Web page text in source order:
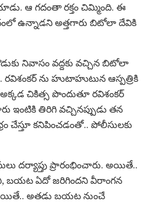
ఆ గదంతా రక్తం చిమ్మింది. ఈ
ఉన్నాడని అత్తగారు బిటోలా దేవికి
నివాసం వద్దకు వచ్చిన బిటోలా
రవిశంకర్ ను హుటాహుటున ఆస్పత్రికి
చికిత్స పొందుతూ రవిశంకర్
ఇంటికి తిరిగి వచ్చినప్పుడు తన
చేస్తూ కనిపించడంతో.. పోలీసులకు
దర్యాప్తు ప్రారంభించారు. అయితే..
బయట ఏదో జరిగిందని వీరాంగన
అతడు బయట నుంచే